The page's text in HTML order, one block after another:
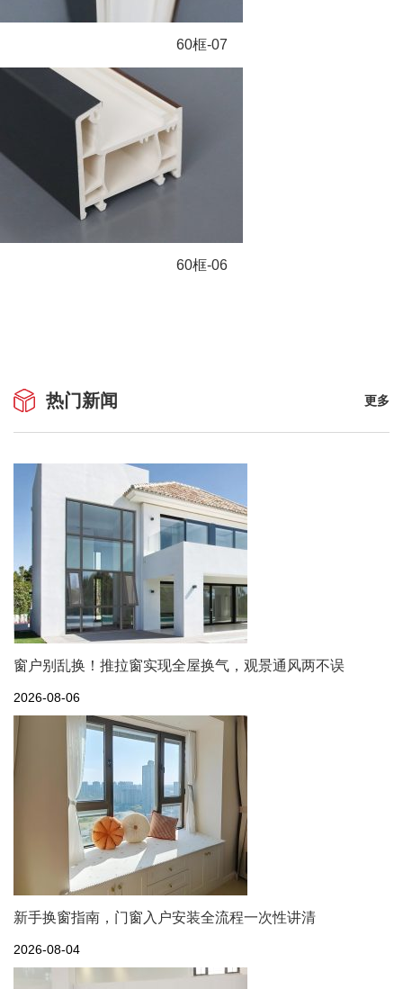
60框-07
60框-06
热门新闻 更多
窗户别乱换！推拉窗实现全屋换气，观景通风两不误
2026-08-06
新手换窗指南，门窗入户安装全流程一次性讲清
2026-08-04